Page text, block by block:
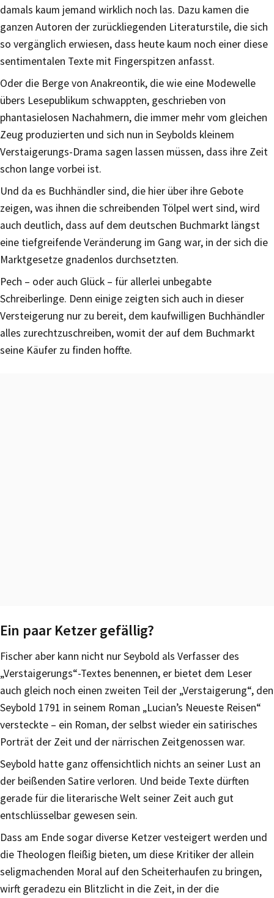
damals kaum jemand wirklich noch las. Dazu kamen die
ganzen Autoren der zurückliegenden Literaturstile, die sich
so vergänglich erwiesen, dass heute kaum noch einer diese
sentimentalen Texte mit Fingerspitzen anfasst.
Oder die Berge von Anakreontik, die wie eine Modewelle
übers Lesepublikum schwappten, geschrieben von
phantasielosen Nachahmern, die immer mehr vom gleichen
Zeug produzierten und sich nun in Seybolds kleinem
Verstaigerungs-Drama sagen lassen müssen, dass ihre Zeit
schon lange vorbei ist.
Und da es Buchhändler sind, die hier über ihre Gebote
zeigen, was ihnen die schreibenden Tölpel wert sind, wird
auch deutlich, dass auf dem deutschen Buchmarkt längst
eine tiefgreifende Veränderung im Gang war, in der sich die
Marktgesetze gnadenlos durchsetzten.
Pech – oder auch Glück – für allerlei unbegabte
Schreiberlinge. Denn einige zeigten sich auch in dieser
Versteigerung nur zu bereit, dem kaufwilligen Buchhändler
alles zurechtzuschreiben, womit der auf dem Buchmarkt
seine Käufer zu finden hoffte.
Ein paar Ketzer gefällig?
Fischer aber kann nicht nur Seybold als Verfasser des
„Verstaigerungs“-Textes benennen, er bietet dem Leser
auch gleich noch einen zweiten Teil der „Verstaigerung“, den
Seybold 1791 in seinem Roman „Lucian’s Neueste Reisen“
versteckte – ein Roman, der selbst wieder ein satirisches
Porträt der Zeit und der närrischen Zeitgenossen war.
Seybold hatte ganz offensichtlich nichts an seiner Lust an
der beißenden Satire verloren. Und beide Texte dürften
gerade für die literarische Welt seiner Zeit auch gut
entschlüsselbar gewesen sein.
Dass am Ende sogar diverse Ketzer vesteigert werden und
die Theologen fleißig bieten, um diese Kritiker der allein
seligmachenden Moral auf den Scheiterhaufen zu bringen,
wirft geradezu ein Blitzlicht in die Zeit, in der die